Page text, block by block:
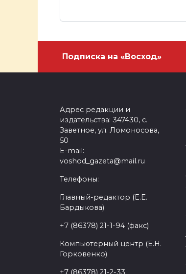
Подписка на «Восход»
Адрес редакции и
издательства: 347430, с.
Заветное, ул. Ломоносова,
50
E-mail:
voshod_gazeta@mail.ru
Телефоны:
Главный-редактор (Е.Е.
Бардыкова)
+7 (86378) 21-1-94 (факс)
Компьютерный центр (Е.Н.
Горковенко)
+7 (86378) 21-2-33.